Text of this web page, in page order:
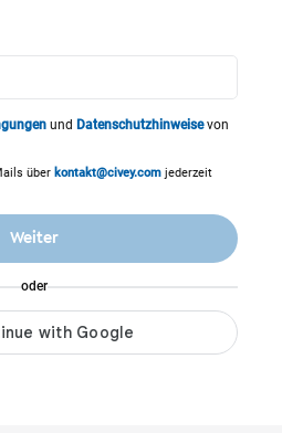
und Datenschutzhinweisevon
über kontakt@civey.com jederzeit
Weiter
oder